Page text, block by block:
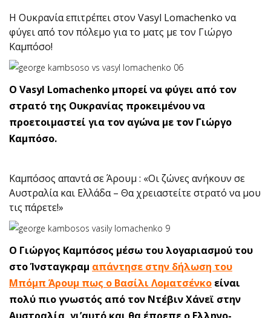
Η Ουκρανία επιτρέπει στον Vasyl Lomachenko να
φύγει από τον πόλεμο για το ματς με τον Γιώργο
Καμπόσο!
O Vasyl Lomachenko μπορεί να φύγει από τον
στρατό της Ουκρανίας προκειμένου να
προετοιμαστεί για τον αγώνα με τον Γιώργο
Καμπόσο.
Καμπόσος απαντά σε Άρουμ : «Οι ζώνες ανήκουν σε
Αυστραλία και Ελλάδα – Θα χρειαστείτε στρατό να μου
τις πάρετε!»
Ο Γιώργος Καμπόσος μέσω του λογαριασμού του
στο Ίνσταγκραμ απάντησε στην δήλωση του
Μπόμπ Άρουμ πως ο Βασίλι Λοματσένκο είναι
πολύ πιο γνωστός από τον Ντέβιν Χάνεϊ στην